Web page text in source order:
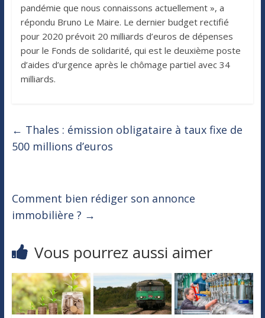
pandémie que nous connaissons actuellement », a
répondu Bruno Le Maire. Le dernier budget rectifié
pour 2020 prévoit 20 milliards d’euros de dépenses
pour le Fonds de solidarité, qui est le deuxième poste
d’aides d’urgence après le chômage partiel avec 34
milliards.
← Thales : émission obligataire à taux fixe de
500 millions d’euros
Comment bien rédiger son annonce
immobilière ? →
Vous pourrez aussi aimer